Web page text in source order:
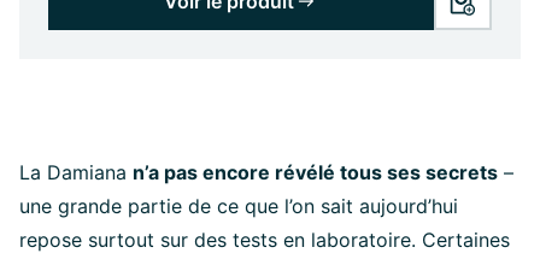
La Damiana n’a pas encore révélé tous ses secrets –
une grande partie de ce que l’on sait aujourd’hui
repose surtout sur des tests en laboratoire. Certaines